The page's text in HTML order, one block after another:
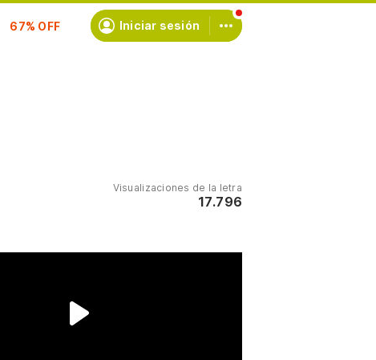
Suscríbete Iniciar sesión
Visualizaciones de la letra
17.796